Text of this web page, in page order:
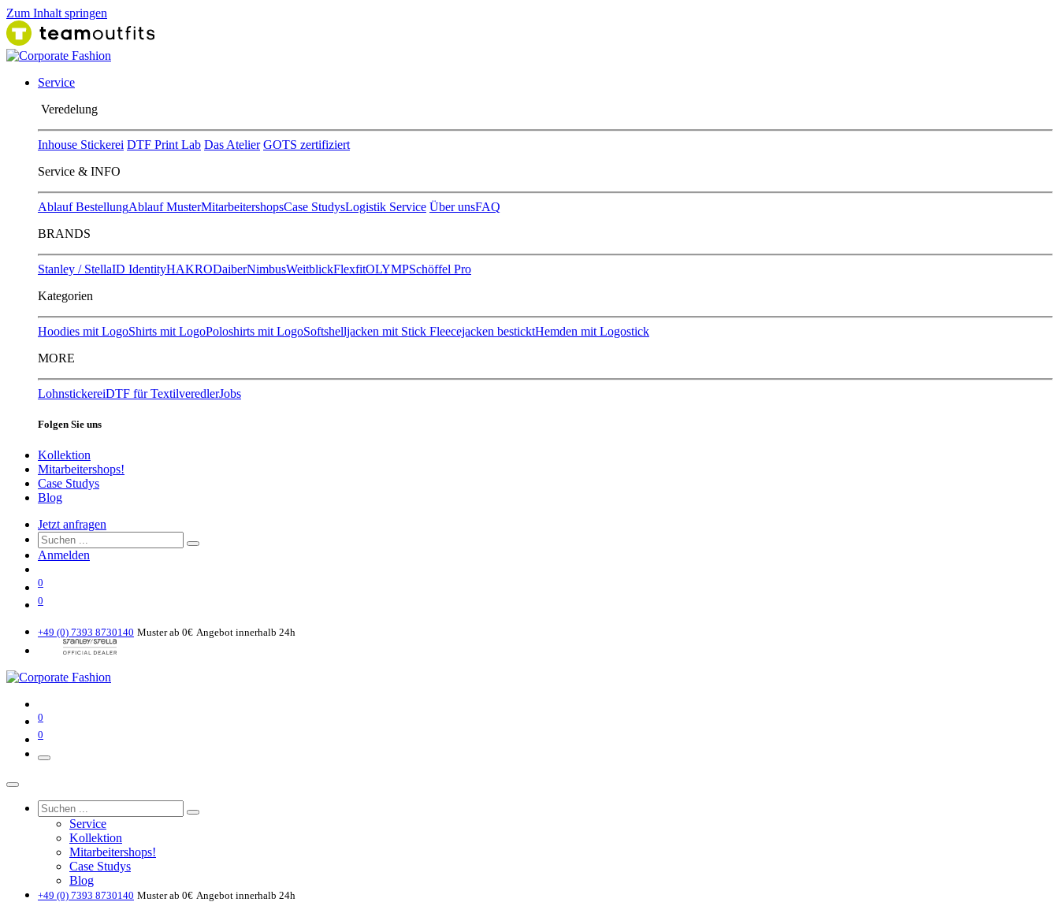
Zum Inhalt springen
Service
Ver​edelung
Inhouse Stickerei DTF Print Lab Das Atelier GOTS zertifiziert
Service & INFO
Ablauf BestellungAblauf MusterMitarbeitershopsCase StudysLogistik Service Über unsFAQ
BRANDS
Stanley / StellaID IdentityHAKRODaiberNimbusWeitblickFlexfitOLYMPSchöffel Pro
Kategorien
Hoodies mit LogoShirts mit LogoPoloshirts mit LogoSoftshelljacken mit Stick Fleecejacken besticktHemden mit Logostick
MORE
LohnstickereiDTF für TextilveredlerJobs
Folgen Sie uns
Kollektion
Mitarbeitershops!
Case Studys
Blog
Jetzt anfragen
Anmelden
0
0
+49 (0) 7393 8730140 Muster ab 0€ Angebot innerhalb 24h
0
0
Service
Kollektion
Mitarbeitershops!
Case Studys
Blog
+49 (0) 7393 8730140 Muster ab 0€ Angebot innerhalb 24h